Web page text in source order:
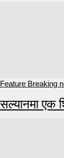
Feature Breaking
सल्यानमा एक